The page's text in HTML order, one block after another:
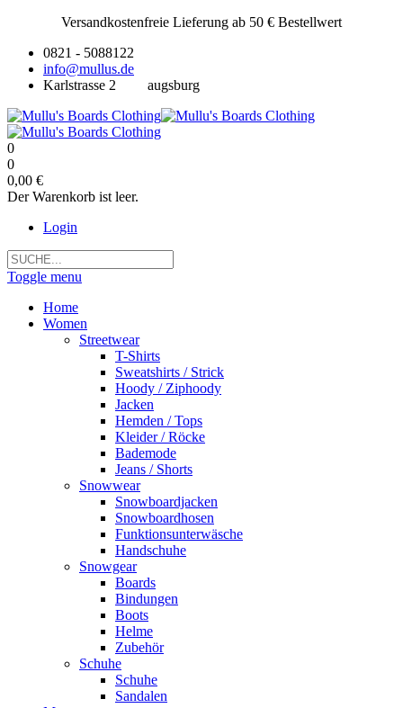
Versandkostenfreie Lieferung ab 50 € Bestellwert
0821 - 5088122
info@mullus.de
Karlstrasse 2
augsburg
0
0
0,00 €
Der Warenkorb ist leer.
Login
Toggle menu
Home
Women
Streetwear
T-Shirts
Sweatshirts / Strick
Hoody / Ziphoody
Jacken
Hemden / Tops
Kleider / Röcke
Bademode
Jeans / Shorts
Snowwear
Snowboardjacken
Snowboardhosen
Funktionsunterwäsche
Handschuhe
Snowgear
Boards
Bindungen
Boots
Helme
Zubehör
Schuhe
Schuhe
Sandalen